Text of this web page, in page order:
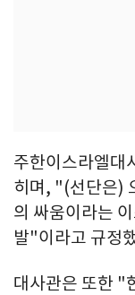
주한이스라엘대
히며, "(선단은)
의 싸움이라는
발"이라고 규정
대사관은 또한 "